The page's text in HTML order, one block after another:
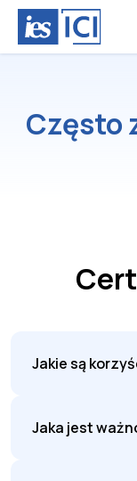
Często
Jakie są
Jaka jest